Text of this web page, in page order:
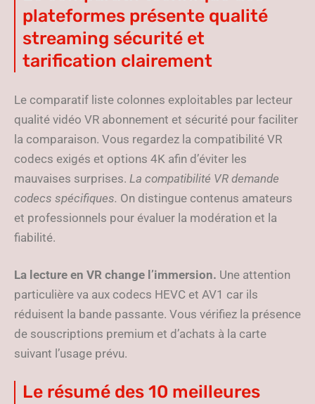
plateformes présente qualité
streaming sécurité et
tarification clairement
Le comparatif liste colonnes exploitables par lecteur
qualité vidéo VR abonnement et sécurité pour faciliter
la comparaison. Vous regardez la compatibilité VR
codecs exigés et options 4K afin d’éviter les
mauvaises surprises. La compatibilité VR demande
codecs spécifiques. On distingue contenus amateurs
et professionnels pour évaluer la modération et la
fiabilité.
La lecture en VR change l’immersion. Une attention
particulière va aux codecs HEVC et AV1 car ils
réduisent la bande passante. Vous vérifiez la présence
de souscriptions premium et d’achats à la carte
suivant l’usage prévu.
Le résumé des 10 meilleures